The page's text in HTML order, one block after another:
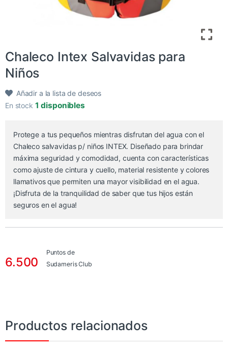
Chaleco Intex Salvavidas para
Niños
Añadir a la lista de deseos
En stock 1 disponibles
Protege a tus pequeños mientras disfrutan del agua con el
Chaleco salvavidas p/ niños INTEX. Diseñado para brindar
máxima seguridad y comodidad, cuenta con características
como ajuste de cintura y cuello, material resistente y colores
llamativos que permiten una mayor visibilidad en el agua.
¡Disfruta de la tranquilidad de saber que tus hijos están
seguros en el agua!
6.500
Puntos de
Sudameris Club
Productos relacionados